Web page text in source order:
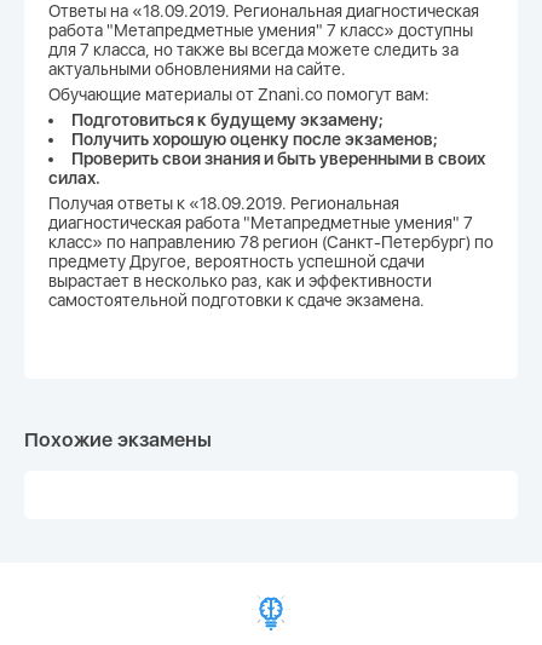
Ответы на «18.09.2019. Региональная диагностическая
работа "Метапредметные умения" 7 класс» доступны
для 7 класса, но также вы всегда можете следить за
актуальными обновлениями на сайте.
Обучающие материалы от Znani.co помогут вам:
Подготовиться к будущему экзамену;
Получить хорошую оценку после экзаменов;
Проверить свои знания и быть уверенными в своих
силах.
Получая ответы к «18.09.2019. Региональная
диагностическая работа "Метапредметные умения" 7
класс» по направлению 78 регион (Санкт-Петербург) по
предмету Другое, вероятность успешной сдачи
вырастает в несколько раз, как и эффективности
самостоятельной подготовки к сдаче экзамена.
Похожие экзамены